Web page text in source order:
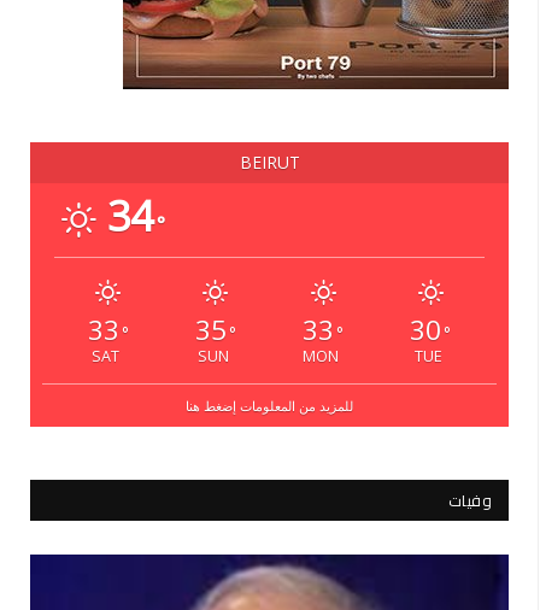
BEIRUT
34°
33 °
SAT
35 °
SUN
33 °
MON
30 °
TUE
للمزيد من المعلومات إضغط هنا
وفيات